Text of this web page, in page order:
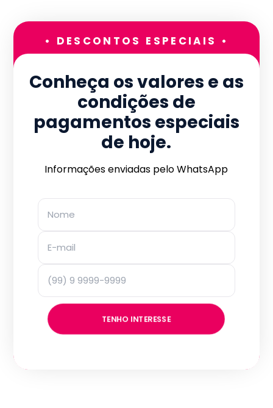
• DESCONTOS ESPECIAIS •
Conheça os valores e as
condições de
pagamentos especiais
de hoje.
Informações enviadas pelo WhatsApp
TENHO INTERESSE